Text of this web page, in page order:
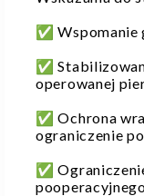
✅ Wspomanie
✅
operowanej
✅ Ochrona
ograniczenie
✅